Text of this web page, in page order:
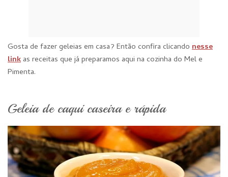
Gosta de fazer geleias em casa? Então confira clicando nesse
link as receitas que já preparamos aqui na cozinha do Mel e
Pimenta.
Geleia de caqui caseira e rápida